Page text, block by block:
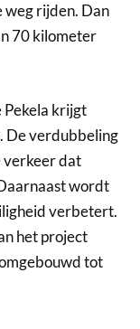
weg rijden. Dan
70 kilometer
Pekela krijgt
De verdubbeling
verkeer dat
wordt
verbetert.
het project
tot